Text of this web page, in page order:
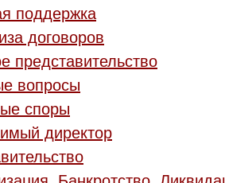
поддержка
договоров
представительство
вопросы
споры
директор